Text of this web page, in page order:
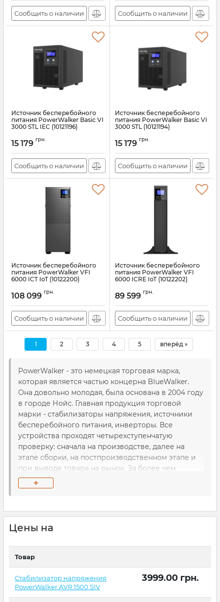
Сообщить о наличии Сообщить о наличии
Источник бесперебойного
питания PowerWalker Basic VI
3000 STL IEC (10121196)
15 179 грн.
Сообщить о наличии
Источник бесперебойного
питания PowerWalker Basic VI
3000 STL (10121194)
15 179 грн.
Сообщить о наличии
Источник бесперебойного
питания PowerWalker VFI
6000 ICT IoT (10122200)
108 099 грн.
Сообщить о наличии
Источник бесперебойного
питания PowerWalker VFI
6000 ICRE IoT (10122202)
89 599 грн.
Сообщить о наличии
1 2 3 4 5 вперёд »
PowerWalker - это немецкая торговая марка,
которая является частью концерна BlueWalker.
Она довольно молодая, была основана в 2004 году
в городе Нойс. Главная продукция торговой
марки - стабилизаторы напряжения, источники
бесперебойного питания, инверторы. Все
устройства проходят четырехступенчатую
проверку: сначала на производстве, далее на
этапе сборки, на постпроизводственном этапе и
при выводе товара на рынок. За более чем
десятилетие успешной работы компания сумела
наладить крупную дилерскую сеть в ЕС. В
является интернет-магазин А-Трейд.
+
Цены на
Товар
Стабилизатор напряжения
PowerWalker AVR 1500 SIV
3999.00 грн.